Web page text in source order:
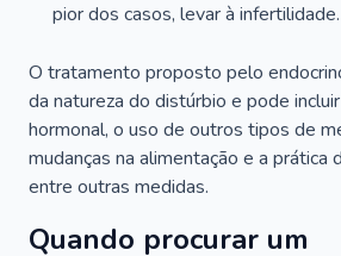
pior dos casos, levar à infertilidade.
O tratamento proposto pelo
da natureza do distúrbio e pode
hormonal, o uso de outros tipos de
mudanças na alimentação e a prática
entre outras medidas.
Quando procurar um